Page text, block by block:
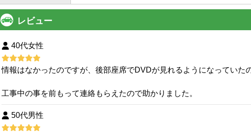
レビュー
40代女性
情報はなかったのですが、後部座席でDVDが見れるようになっていた
工事中の事を前もって連絡もらえたので助かりました。
50代男性